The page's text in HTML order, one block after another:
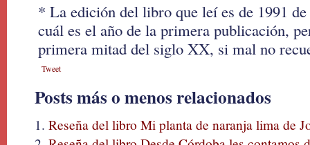
* La edición del libro que leí es de 1991
cuál es el año de la primera publicación,
primera mitad del siglo XX, si mal no
Tweet
Posts más o menos relacionados
Reseña del libro Mi planta de naranja lima de